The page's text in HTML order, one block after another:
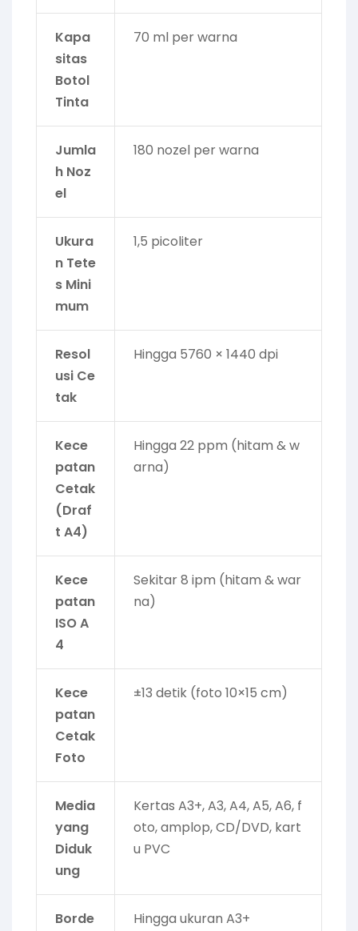
Kapa
sitas
Botol
Tinta
70 ml per warna
Jumla
h Noz
el
180 nozel per warna
Ukura
n Tete
s Mini
mum
1,5 picoliter
Resol
usi Ce
tak
Hingga 5760 × 1440 dpi
Kece
patan
Cetak
(Draf
t A4)
Hingga 22 ppm (hitam & w
arna)
Kece
patan
ISO A
4
Sekitar 8 ipm (hitam & war
na)
Kece
patan
Cetak
Foto
±13 detik (foto 10×15 cm)
Media
yang
Diduk
ung
Kertas A3+, A3, A4, A5, A6, f
oto, amplop, CD/DVD, kart
u PVC
Borde Hingga ukuran A3+